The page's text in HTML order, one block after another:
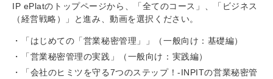
IP ePlatのトップページから、「全てのコース」、「ビジネス
（経営戦略）」と進み、動画を選択ください。
「はじめての「営業秘密管理」」（一般向け：基礎編）
「営業秘密管理の実践」（一般向け：実践編）
「会社のヒミツを守る7つのステップ！-INPITの営業秘密管